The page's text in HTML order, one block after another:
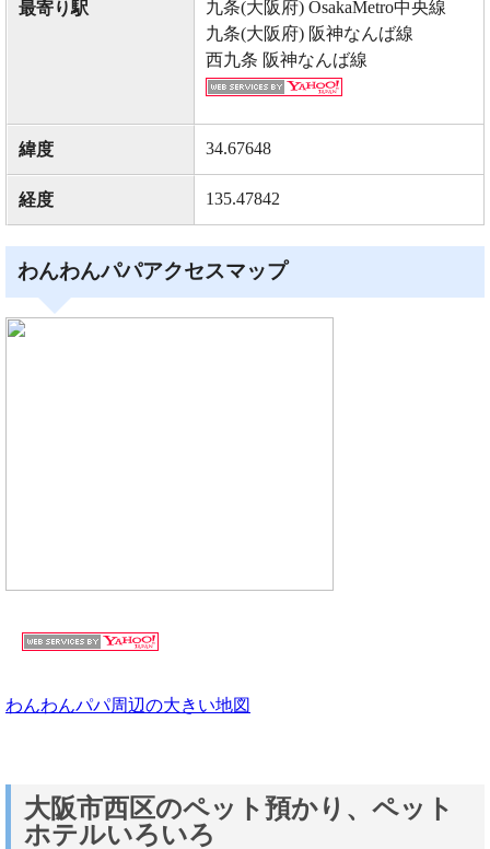
最寄り駅
九条(大阪府) OsakaMetro中央線
九条(大阪府) 阪神なんば線
西九条 阪神なんば線
緯度 34.67648
経度 135.47842
わんわんパパアクセスマップ
わんわんパパ周辺の大きい地図
大阪市西区のペット預かり、ペット
ホテルいろいろ